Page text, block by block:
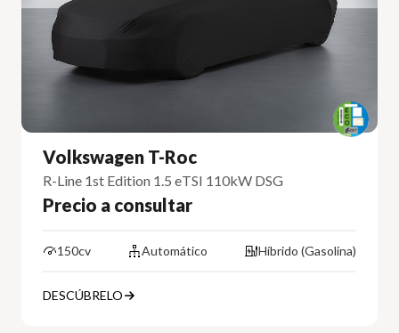
Volkswagen T-Roc
R-Line 1st Edition 1.5 eTSI 110kW DSG
Precio a consultar
150cv Automático Híbrido (Gasolina)
DESCÚBRELO